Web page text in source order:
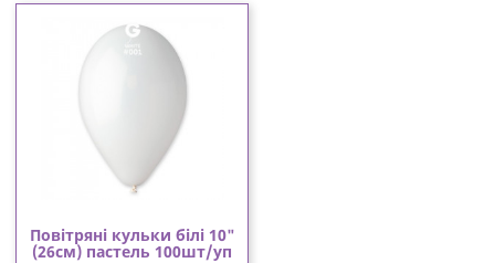
Повітряні кульки білі 10"
(26см) пастель 100шт/уп